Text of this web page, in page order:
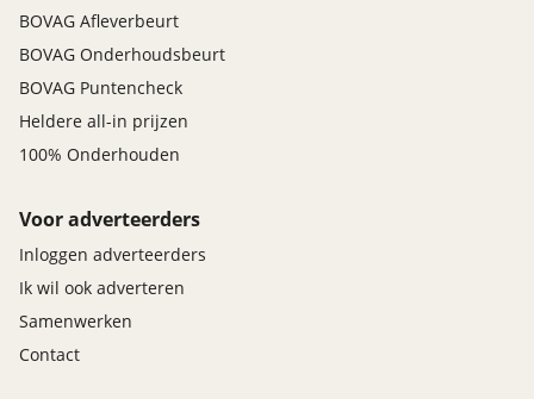
BOVAG Afleverbeurt
BOVAG Onderhoudsbeurt
BOVAG Puntencheck
Heldere all-in prijzen
100% Onderhouden
Voor adverteerders
Inloggen adverteerders
Ik wil ook adverteren
Samenwerken
Contact